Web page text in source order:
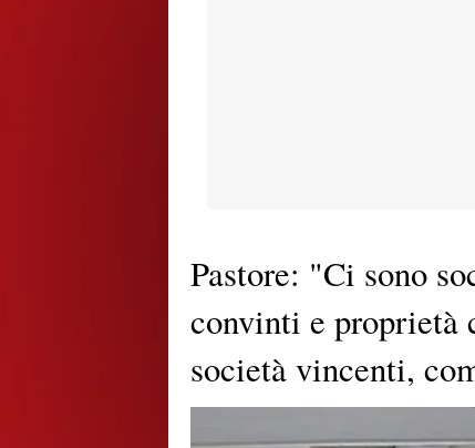
Pastore: "Ci sono
convinti e proprietà
società vincenti,